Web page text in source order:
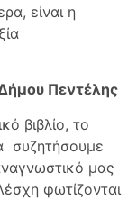
είναι η
Πεντέλης
βιβλίο, το
συζητήσουμε
μας
φωτίζονται